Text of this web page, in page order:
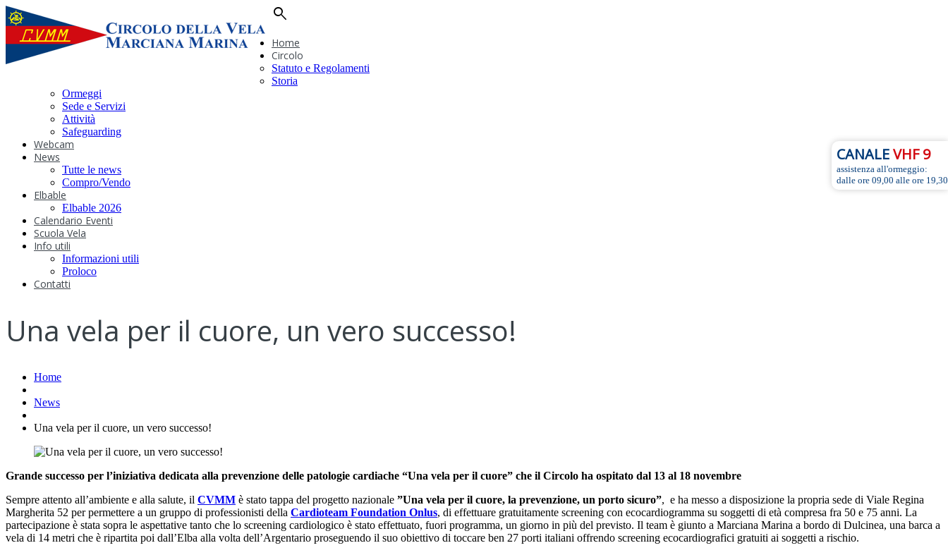
search
Home
Circolo
Statuto e Regolamenti
Storia
Ormeggi
Sede e Servizi
Attività
Safeguarding
Webcam
News
Tutte le news
Compro/Vendo
Elbable
Elbable 2026
Calendario Eventi
Scuola Vela
Info utili
Informazioni utili
Proloco
Contatti
CANALEVHF 9
assistenza all'ormeggio:
dalle ore 09,00 alle ore 19,30
Una vela per il cuore, un vero successo!
Home
News
Una vela per il cuore, un vero successo!
Grande successo per l’iniziativa dedicata alla prevenzione delle patologie cardiache “Una vela per il cuore” che il Circolo ha ospitato dal 13 al 18 novembre
Sempre attento all’ambiente e alla salute, il CVMM è stato tappa del progetto nazionale ”Una vela per il cuore, la prevenzione, un porto sicuro”, e ha messo a disposizione la propria sede di Viale Regina
Margherita 52 per permettere a un gruppo di professionisti della Cardioteam Foundation Onlus, di effettuare gratuitamente screening con ecocardiogramma su soggetti di età compresa fra 50 e 75 anni. La
partecipazione è stata sopra le aspettative tanto che lo screening cardiologico è stato effettuato, fuori programma, un giorno in più del previsto. Il team è giunto a Marciana Marina a bordo di Dulcinea, una barca a
vela di 14 metri che è ripartita poi dall’Elba alla volta dell’Argentario proseguendo il suo obiettivo di toccare ben 27 porti italiani offrendo screening ecocardiografici gratuiti ai soggetti a rischio.